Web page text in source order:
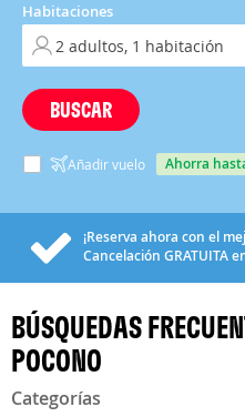
Habitaciones
BUSCAR
Añadir vuelo ahorra
¡Reserva ahora con el
Cancelación GRATUITA
BÚSQUEDAS
POCONO
Categorías